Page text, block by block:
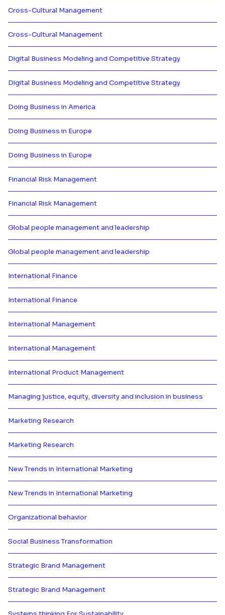
Cross-Cultural Management
Cross-Cultural Management
Digital Business Modeling and Competitive Strategy
Más información de Digital
Digital Business Modeling and Competitive Strategy
Más información de Digital
Doing Business in America
Doing Business in Europe
Doing Business in Europe
Financial Risk Management
Financial Risk Management
Global people management and leadership
Más información de Global
Global people management and leadership
Más información de Global
International Finance
International Finance
International Management
International Management
International Product Management
Más información de
Managing justice, equity, diversity and inclusion in business
Más información de Managing
Marketing Research
Marketing Research
New Trends in International Marketing
Más información de New
New Trends in International Marketing
Más información de New
Organizational behavior
Social Business Transformation
Strategic Brand Management
Strategic Brand Management